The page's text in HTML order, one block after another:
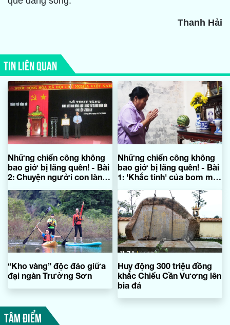
Thanh Hải
TIN LIÊN QUAN
Những chiến công không
bao giờ bị lãng quên! - Bài
2: Chuyện người con làng
Những chiến công không
bao giờ bị lãng quên! - Bài
1: 'Khắc tinh' của bom mìn,
“Kho vàng” độc đáo giữa
đại ngàn Trường Sơn
Huy động 300 triệu đồng
khắc Chiếu Cần Vương lên
bia đá
TÂM ĐIỂM